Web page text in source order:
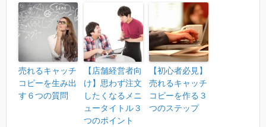
売れるキャッチ
コピーを生み出
す６つの質問
【店舗経営者向
け】思わず注文
したくなるメニ
ュータイトル３
つのポイント
【初心者必見】
売れるキャッチ
コピーを作る３
つのステップ